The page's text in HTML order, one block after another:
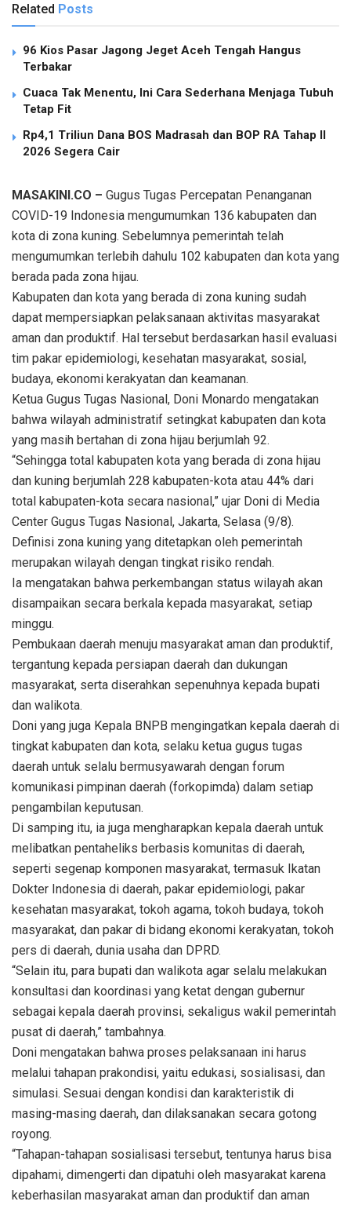
Related Posts
96 Kios Pasar Jagong Jeget Aceh Tengah Hangus
Terbakar
Cuaca Tak Menentu, Ini Cara Sederhana Menjaga Tubuh
Tetap Fit
Rp4,1 Triliun Dana BOS Madrasah dan BOP RA Tahap II
2026 Segera Cair
MASAKINI.CO – Gugus Tugas Percepatan Penanganan
COVID-19 Indonesia mengumumkan 136 kabupaten dan
kota di zona kuning. Sebelumnya pemerintah telah
mengumumkan terlebih dahulu 102 kabupaten dan kota yang
berada pada zona hijau.
Kabupaten dan kota yang berada di zona kuning sudah
dapat mempersiapkan pelaksanaan aktivitas masyarakat
aman dan produktif. Hal tersebut berdasarkan hasil evaluasi
tim pakar epidemiologi, kesehatan masyarakat, sosial,
budaya, ekonomi kerakyatan dan keamanan.
Ketua Gugus Tugas Nasional, Doni Monardo mengatakan
bahwa wilayah administratif setingkat kabupaten dan kota
yang masih bertahan di zona hijau berjumlah 92.
“Sehingga total kabupaten kota yang berada di zona hijau
dan kuning berjumlah 228 kabupaten-kota atau 44% dari
total kabupaten-kota secara nasional,” ujar Doni di Media
Center Gugus Tugas Nasional, Jakarta, Selasa (9/8).
Definisi zona kuning yang ditetapkan oleh pemerintah
merupakan wilayah dengan tingkat risiko rendah.
Ia mengatakan bahwa perkembangan status wilayah akan
disampaikan secara berkala kepada masyarakat, setiap
minggu.
Pembukaan daerah menuju masyarakat aman dan produktif,
tergantung kepada persiapan daerah dan dukungan
masyarakat, serta diserahkan sepenuhnya kepada bupati
dan walikota.
Doni yang juga Kepala BNPB mengingatkan kepala daerah di
tingkat kabupaten dan kota, selaku ketua gugus tugas
daerah untuk selalu bermusyawarah dengan forum
komunikasi pimpinan daerah (forkopimda) dalam setiap
pengambilan keputusan.
Di samping itu, ia juga mengharapkan kepala daerah untuk
melibatkan pentaheliks berbasis komunitas di daerah,
seperti segenap komponen masyarakat, termasuk Ikatan
Dokter Indonesia di daerah, pakar epidemiologi, pakar
kesehatan masyarakat, tokoh agama, tokoh budaya, tokoh
masyarakat, dan pakar di bidang ekonomi kerakyatan, tokoh
pers di daerah, dunia usaha dan DPRD.
“Selain itu, para bupati dan walikota agar selalu melakukan
konsultasi dan koordinasi yang ketat dengan gubernur
sebagai kepala daerah provinsi, sekaligus wakil pemerintah
pusat di daerah,” tambahnya.
Doni mengatakan bahwa proses pelaksanaan ini harus
melalui tahapan prakondisi, yaitu edukasi, sosialisasi, dan
simulasi. Sesuai dengan kondisi dan karakteristik di
masing-masing daerah, dan dilaksanakan secara gotong
royong.
“Tahapan-tahapan sosialisasi tersebut, tentunya harus bisa
dipahami, dimengerti dan dipatuhi oleh masyarakat karena
keberhasilan masyarakat aman dan produktif dan aman